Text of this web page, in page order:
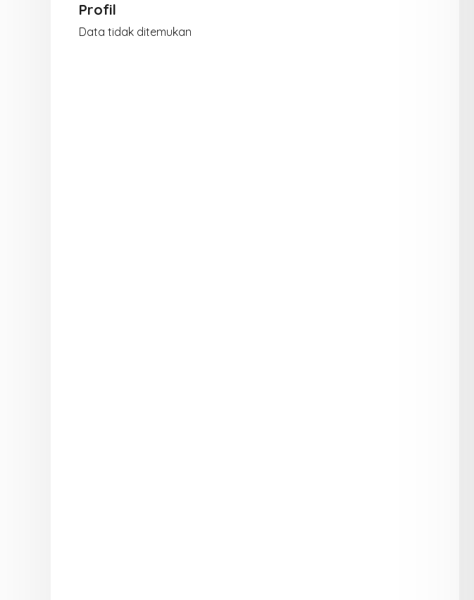
Profil
Data tidak ditemukan